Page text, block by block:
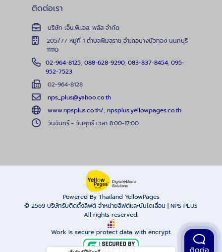
ติดต่อเรา
บริษัท เอ็น.พี.เอส. พลัส จำกัด
205/77 หมู่ที่ 1 ตำบลพิมลราช อำเภอบางบัวทอง นนทบุรี
11110
02-964-8125, 088-628-9290, 083-837-8454, 095-
952-7523
02-964-8128
nps_plus@yahoo.co.th
www.npsplus.co.th/, npsplus.yellowpages.co.th
วันจันทร์ - วันศุกร์ เวลา 8:00-17:00
Powered By Thailand YellowPages
© 2569 บริษัทรับติดตั้งลิฟต์ จำหน่ายลิฟต์และบันไดเลื่อน | NPS PLUS
All rights reserved.
Work is secure protect data with encrypt.
ติดต่อ